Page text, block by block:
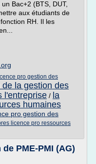
Bac+2 (BTS, DUT,
aux étudiants de
RH. Il les
pro gestion des
de la gestion des
l'entreprise / la
humaines
pro gestion des
licence pro ressources
PME-PMI (AG)